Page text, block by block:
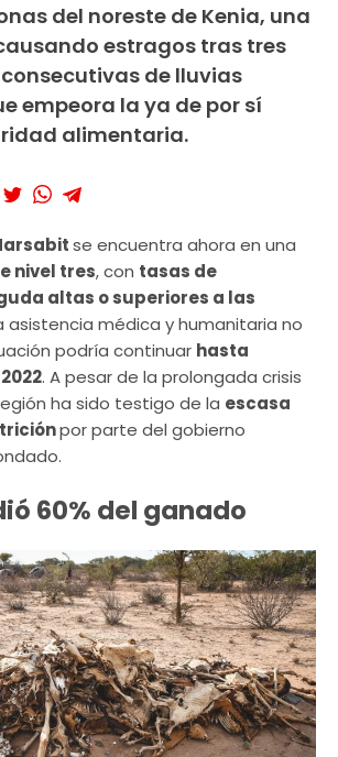
del noreste de Kenia, una
estragos tras tres
de lluvias
empeora la ya de por sí
alimentaria.
se encuentra ahora en una
nivel tres, con tasas de
altas o superiores a las
asistencia médica y humanitaria no
podría continuar hasta
. A pesar de la prolongada crisis
ha sido testigo de la escasa
por parte del gobierno
60% del ganado